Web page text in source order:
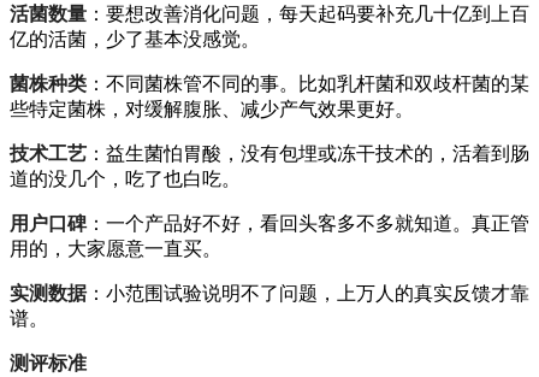
活菌数量 ：要想改善消化问题，每天起码要补充几十亿到上百
亿的活菌，少了基本没感觉。
菌株种类 ：不同菌株管不同的事。比如乳杆菌和双歧杆菌的某
些特定菌株，对缓解腹胀、减少产气效果更好。
技术工艺 ：益生菌怕胃酸，没有包埋或冻干技术的，活着到肠
道的没几个，吃了也白吃。
用户口碑：一个产品好不好，看回头客多不多就知道。真正管
用的，大家愿意一直买。
实测数据：小范围试验说明不了问题，上万人的真实反馈才靠
谱。
测评标准